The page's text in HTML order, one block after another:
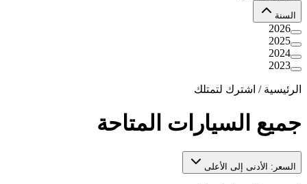
السنة
2026
2025
2024
2023
الرئيسية / اشترك لتمتلك
جميع السيارات المتاحة
السعر: الأدنى إلى الأعلى